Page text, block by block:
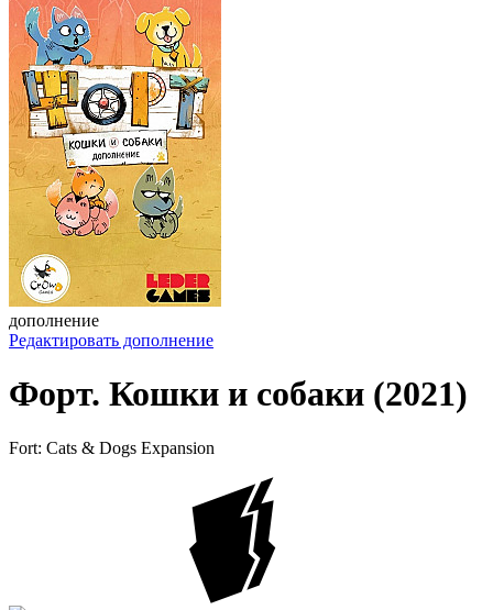
дополнение
Редактировать дополнение
Форт. Кошки и собаки (2021)
Fort: Cats & Dogs Expansion